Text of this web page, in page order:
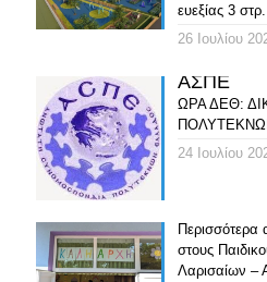
ευεξίας 3
26 Ιουλίου
ΑΣΠΕ
ΩΡΑ ΔΕΘ:
24 Ιουλίου
Περισσότερα
στους
Λαρισαίων –